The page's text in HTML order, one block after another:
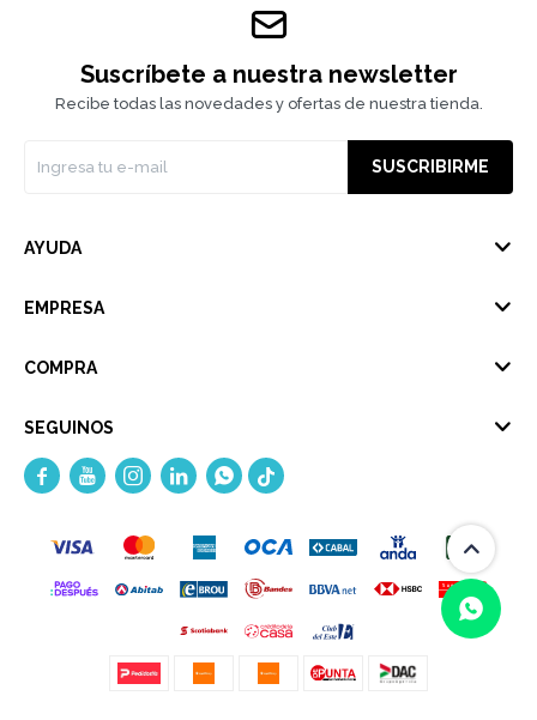
Suscríbete a nuestra newsletter
Recibe todas las novedades y ofertas de nuestra tienda.
SUSCRIBIRME
AYUDA
EMPRESA
COMPRA
SEGUINOS
    